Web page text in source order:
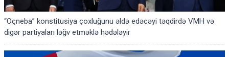
“Oçneba” konstitusiya çoxluğunu əldə edəcəyi təqdirdə VMH və
digər partiyaları ləğv etməklə hədələyir